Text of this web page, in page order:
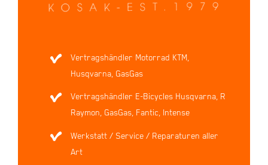
Vertragshändler Motorrad KTM,
Husqvarna, GasGas
Vertragshändler E-Bicycles Husqvarna, R
Raymon, GasGas, Fantic, Intense
Werkstatt / Service / Reparaturen aller
Art